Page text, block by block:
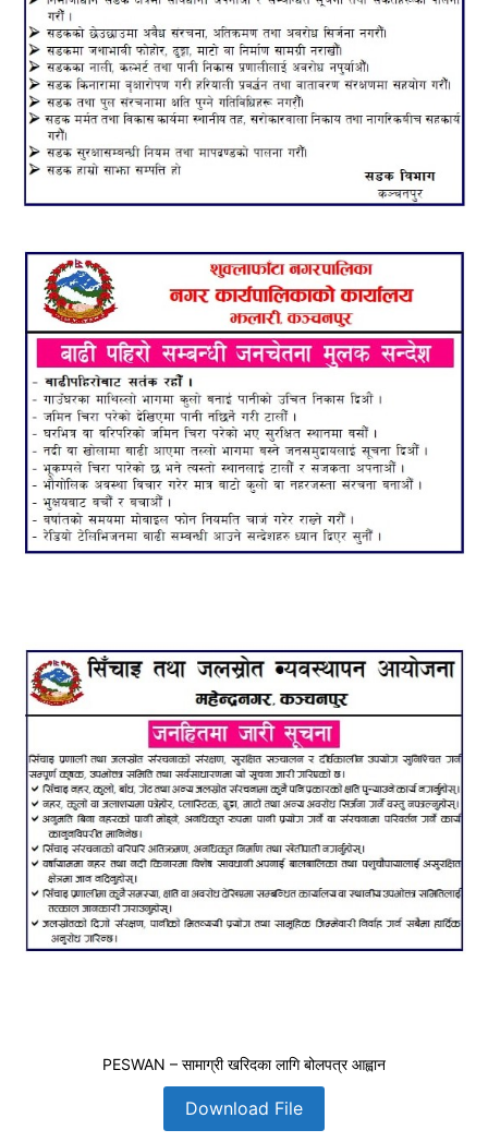
PESWAN – सामाग्री खरिदका लागि बोलपत्र आह्वान
Download File